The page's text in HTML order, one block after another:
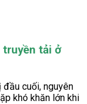
truyền tải ở
cuối, nguyên
khó khăn lớn khi